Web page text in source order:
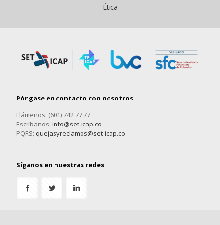
Ética
Póngase en contacto con nosotros
Llámenos: (601) 742 77 77
Escríbanos: info@set-icap.co
PQRS: quejasyreclamos@set-icap.co
Síganos en nuestras redes